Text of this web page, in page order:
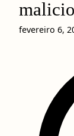
fevereiro 6,